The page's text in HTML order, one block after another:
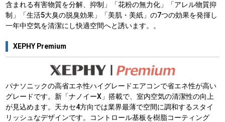
含まれる有害物質を分解、抑制」「花粉の無力化」「アレル物質抑
制」「生活5大臭の脱臭効果」「美肌・美紙」の7つの効果を発揮し
一年中空気を清潔にし快適空間へと誘います。。
XEPHY Premium
パナソニックの高省エネ性ハイグレードエアコンで省エネ性が高い
グレードです。新「ナノイーX」搭載で、室内空気の清潔性の向上
が見込めます。天カセ4方向では業界最薄で空間に調和するスタイ
リッシュなデザインです。コントロール基板を樹脂コーティング